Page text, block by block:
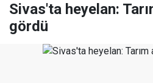
Sivas'ta heyelan:
gördü